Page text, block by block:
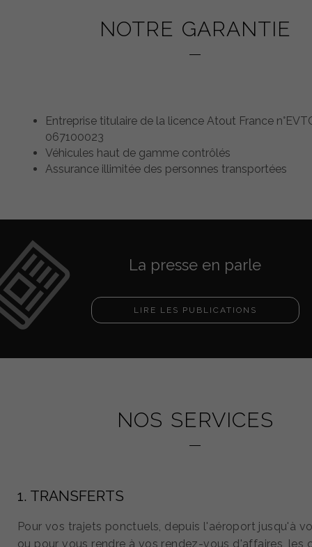
NOTRE GARANTIE
Entreprise titulaire de la licence Atout France
067100023
Véhicules haut de gamme contrôlés
Assurance illimitée des personnes transportées
La presse en parle
LIRE LES PUBLICATIONS
NOS SERVICES
1. TRANSFERTS
Pour vos trajets ponctuels, depuis l'aéroport jusqu'à
ou pour vous rendre à vos rendez-vous d'affaires, les